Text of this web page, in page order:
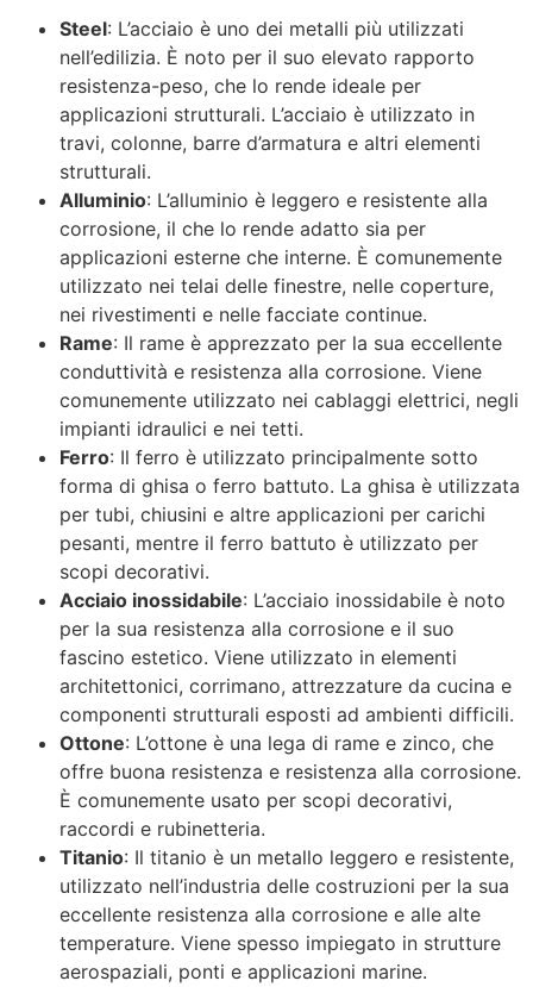
Steel: L’acciaio è uno dei metalli più utilizzati
nell’edilizia. È noto per il suo elevato rapporto
resistenza-peso, che lo rende ideale per
applicazioni strutturali. L’acciaio è utilizzato in
travi, colonne, barre d’armatura e altri elementi
strutturali.
Alluminio: L’alluminio è leggero e resistente alla
corrosione, il che lo rende adatto sia per
applicazioni esterne che interne. È comunemente
utilizzato nei telai delle finestre, nelle coperture,
nei rivestimenti e nelle facciate continue.
Rame: Il rame è apprezzato per la sua eccellente
conduttività e resistenza alla corrosione. Viene
comunemente utilizzato nei cablaggi elettrici, negli
impianti idraulici e nei tetti.
Ferro: Il ferro è utilizzato principalmente sotto
forma di ghisa o ferro battuto. La ghisa è utilizzata
per tubi, chiusini e altre applicazioni per carichi
pesanti, mentre il ferro battuto è utilizzato per
scopi decorativi.
Acciaio inossidabile: L’acciaio inossidabile è noto
per la sua resistenza alla corrosione e il suo
fascino estetico. Viene utilizzato in elementi
architettonici, corrimano, attrezzature da cucina e
componenti strutturali esposti ad ambienti difficili.
Ottone: L’ottone è una lega di rame e zinco, che
offre buona resistenza e resistenza alla corrosione.
È comunemente usato per scopi decorativi,
raccordi e rubinetteria.
Titanio: Il titanio è un metallo leggero e resistente,
utilizzato nell’industria delle costruzioni per la sua
eccellente resistenza alla corrosione e alle alte
temperature. Viene spesso impiegato in strutture
aerospaziali, ponti e applicazioni marine.